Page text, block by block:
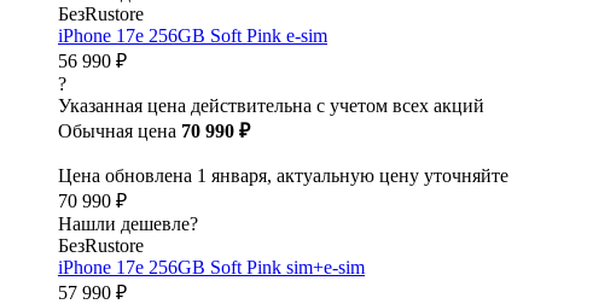
БезRustore
iPhone 17e 256GB Soft Pink e-sim
56 990 ₽
?
Указанная цена действительна с учетом всех акций
Обычная цена 70 990 ₽
Цена обновлена 1 января, актуальную цену уточняйте
70 990 ₽
Нашли дешевле?
БезRustore
iPhone 17e 256GB Soft Pink sim+e-sim
57 990 ₽